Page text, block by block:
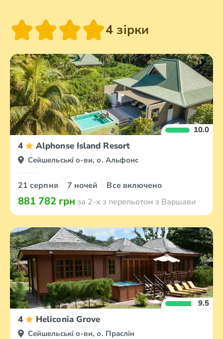
4 зірки
10.0
4 Alphonse Island Resort
Сейшельські о-ви, о. Альфонс
21 серпня 7 ночей Все включено
881 782 грн за 2-х з перельотом з Варшави
9.5
4 Heliconia Grove
Сейшельські о-ви, о. Праслін